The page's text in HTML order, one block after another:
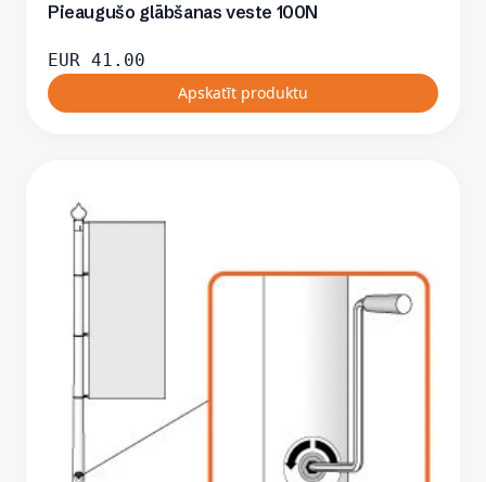
Pieaugušo glābšanas veste 100N
EUR 41.00
Apskatīt produktu